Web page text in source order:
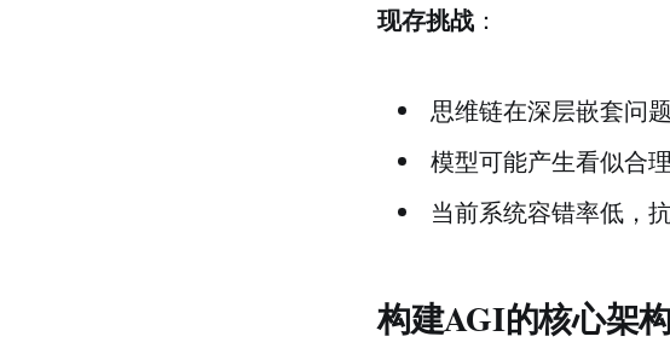
现存挑战 ：
思维链在深层嵌套问
模型可能产生看似合
当前系统容错率低，
构建AGI的核心架